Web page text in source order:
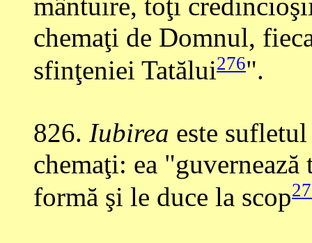
mântuire, toţi
chemaţi de Domnul,
sfinţeniei Tatălui276".
826. Iubirea este
chemaţi: ea
formă şi le duce la scop